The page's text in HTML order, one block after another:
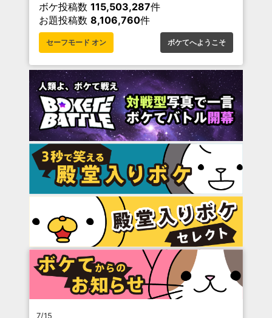
ボケ投稿数 115,503,287件
お題投稿数 8,106,760件
セーフモード オン ボケてへようこそ
7/15